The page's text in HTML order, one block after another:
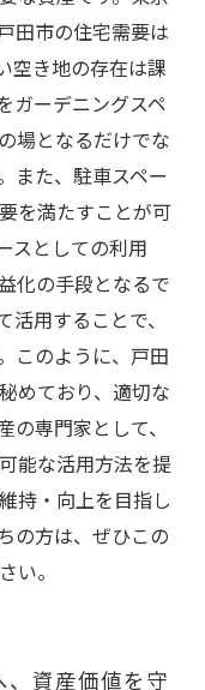
田市の住宅需要は
空き地の存在は課
ガーデニングスペ
場となるだけでな
また、駐車スペー
を満たすことが可
スとしての利用
化の手段となるで
活用することで、
このように、戸田
めており、適切な
の専門家として、
能な活用方法を提
持・向上を目指し
の方は、ぜひこの
い。
、資産価値を守